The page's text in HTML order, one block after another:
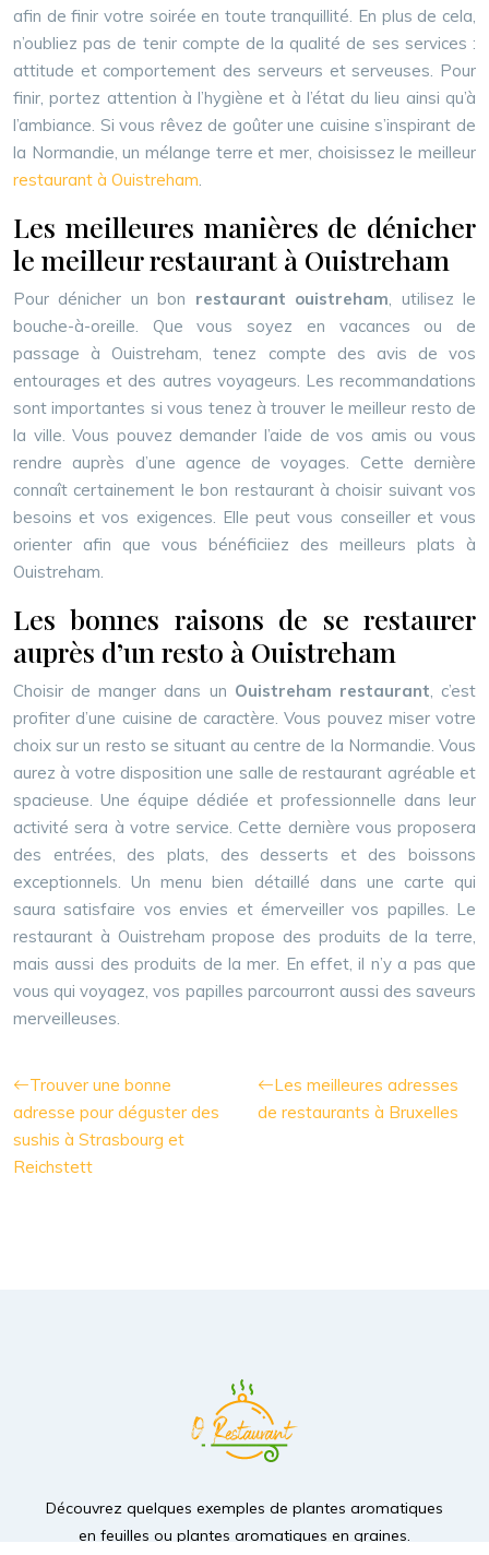
afin de finir votre soirée en toute tranquillité. En plus de cela,
n’oubliez pas de tenir compte de la qualité de ses services :
attitude et comportement des serveurs et serveuses. Pour
finir, portez attention à l’hygiène et à l’état du lieu ainsi qu’à
l’ambiance. Si vous rêvez de goûter une cuisine s’inspirant de
la Normandie, un mélange terre et mer, choisissez le meilleur
restaurant à Ouistreham.
Les meilleures manières de dénicher
le meilleur restaurant à Ouistreham
Pour dénicher un bon restaurant ouistreham, utilisez le
bouche-à-oreille. Que vous soyez en vacances ou de
passage à Ouistreham, tenez compte des avis de vos
entourages et des autres voyageurs. Les recommandations
sont importantes si vous tenez à trouver le meilleur resto de
la ville. Vous pouvez demander l’aide de vos amis ou vous
rendre auprès d’une agence de voyages. Cette dernière
connaît certainement le bon restaurant à choisir suivant vos
besoins et vos exigences. Elle peut vous conseiller et vous
orienter afin que vous bénéficiiez des meilleurs plats à
Ouistreham.
Les bonnes raisons de se restaurer
auprès d’un resto à Ouistreham
Choisir de manger dans un Ouistreham restaurant, c’est
profiter d’une cuisine de caractère. Vous pouvez miser votre
choix sur un resto se situant au centre de la Normandie. Vous
aurez à votre disposition une salle de restaurant agréable et
spacieuse. Une équipe dédiée et professionnelle dans leur
activité sera à votre service. Cette dernière vous proposera
des entrées, des plats, des desserts et des boissons
exceptionnels. Un menu bien détaillé dans une carte qui
saura satisfaire vos envies et émerveiller vos papilles. Le
restaurant à Ouistreham propose des produits de la terre,
mais aussi des produits de la mer. En effet, il n’y a pas que
vous qui voyagez, vos papilles parcourront aussi des saveurs
merveilleuses.
Trouver une bonne
adresse pour déguster des
sushis à Strasbourg et
Reichstett
Les meilleures adresses
de restaurants à Bruxelles
Découvrez quelques exemples de plantes aromatiques
en feuilles ou plantes aromatiques en graines.